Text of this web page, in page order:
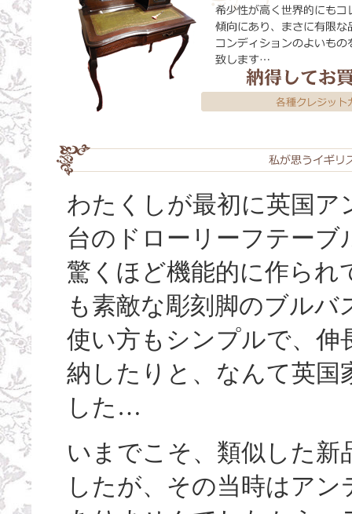
わたくしが最初に英国
台のドローリーフテーブ
驚くほど機能的に作ら
も素敵な彫刻脚のブル
使い方もシンプルで、伸
納したりと、なんて英国
した…
いまでこそ、類似した
したが、その当時はア